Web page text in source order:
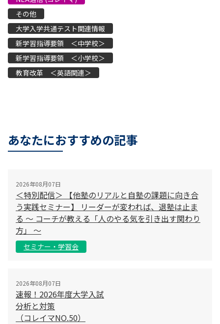
その他
大学入学共通テスト関連情報
新学習指導要領 ＜中学校＞
新学習指導要領 ＜小学校＞
教育改革 ＜英語関連＞
あなたにおすすめの記事
2026年08月07日
＜特別配信＞ 【他塾のリアルと自塾の課題に向き合
う実践セミナー】 リーダーが変われば、退塾は止ま
る 〜 コーチが教える「人のやる気を引き出す関わり
方」 〜
セミナー・学習会
2026年08月07日
速報！2026年度大学入試
分析と対策
（コレイマNO.50）